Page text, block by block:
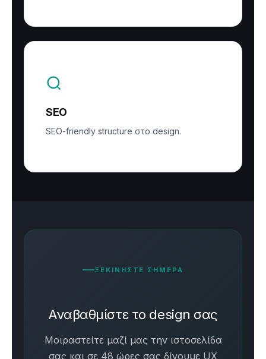
SEO
SEO-friendly structure στο design.
ΞΕΚΙΝΗΣΤΕ ΣΗΜΕΡΑ
Αναβαθμίστε το design σας
Μοιραστείτε μαζί μας την ιστοσελίδα
σας και σε 48 ώρες σας δίνουμε UX